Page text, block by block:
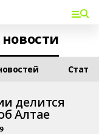
новости
делится
Алтае